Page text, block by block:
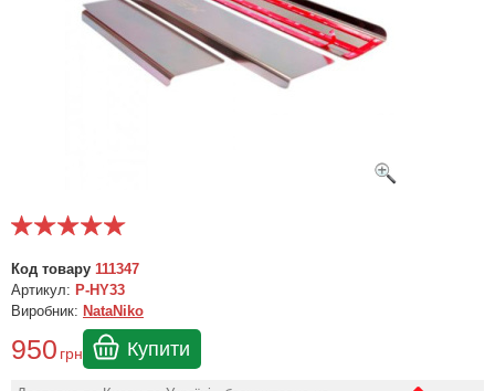
Код товару 111347
Артикул: P-HY33
Виробник: NataNiko
950 грн Купити